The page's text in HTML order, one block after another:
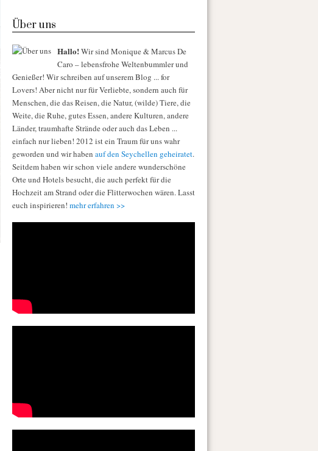
Über uns
Hallo!Wir sind Monique & Marcus De
Caro – lebensfrohe Weltenbummler und
Genießer! Wir schreiben auf unserem Blog ... for
Lovers! Aber nicht nur für Verliebte, sondern auch für
Menschen, die das Reisen, die Natur, (wilde) Tiere, die
Weite, die Ruhe, gutes Essen, andere Kulturen, andere
Länder, traumhafte Strände oder auch das Leben ...
einfach nur lieben! 2012 ist ein Traum für uns wahr
geworden und wir haben auf den Seychellen geheiratet.
Seitdem haben wir schon viele andere wunderschöne
Orte und Hotels besucht, die auch perfekt für die
Hochzeit am Strand oder die Flitterwochen wären. Lasst
euch inspirieren! mehr erfahren >>